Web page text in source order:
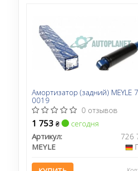
Амортизатор (задний) MEYLE
0019
0 отзывов
1 753 ₴
сегодня
Артикул:
726
MEYLE